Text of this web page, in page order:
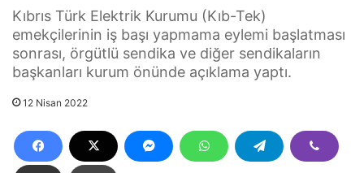
Kıbrıs Türk Elektrik Kurumu (Kıb-Tek)
emekçilerinin iş başı yapmama eylemi başlatması
sonrası, örgütlü sendika ve diğer sendikaların
başkanları kurum önünde açıklama yaptı.
12 Nisan 2022